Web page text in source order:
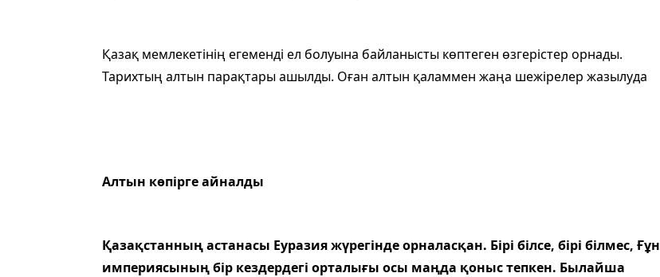
Қазақ мемлекетінің егеменді ел болуына байланысты көптеген өзгерістер орнады.
Тарихтың алтын парақтары ашылды. Оған алтын қаламмен жаңа шежіре­лер жазылуда
Алтын көпірге айналды
Қазақстанның астанасы Еуразия жү­регінде орналасқан. Бірі білсе, бірі білмес, Ғұн
империясының бір кездердегі орталы­ғы осы маңда қоныс тепкен. Былайша